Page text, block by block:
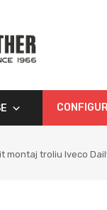
montaj troliu Iveco